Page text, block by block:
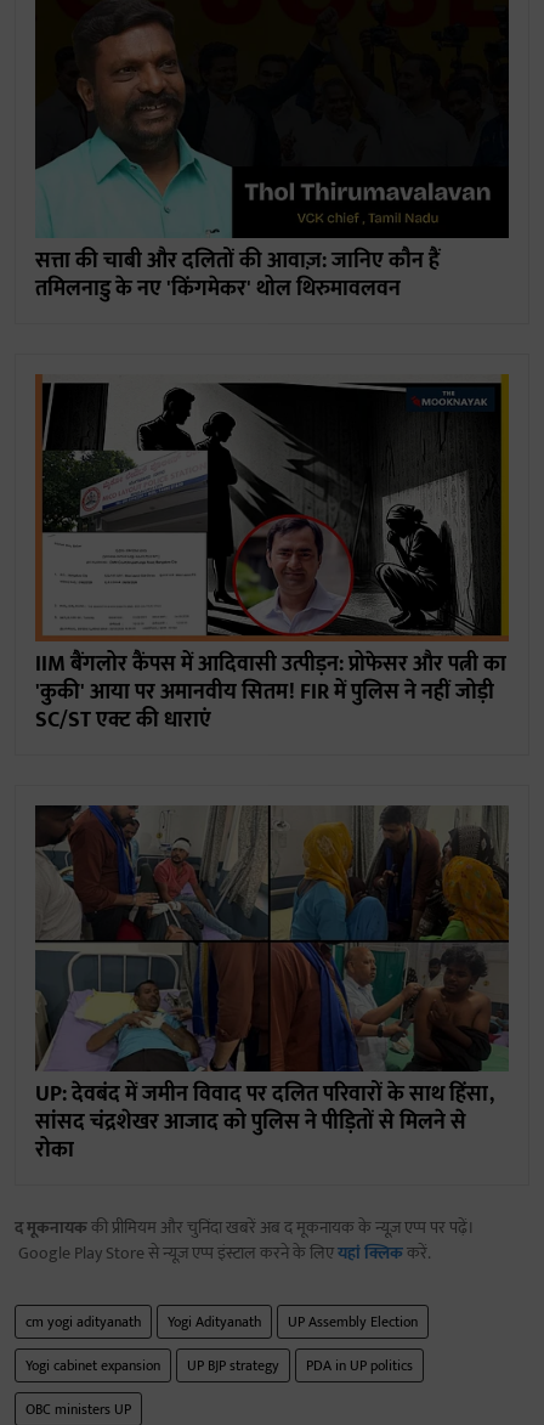
सत्ता की चाबी और दलितों की आवाज़: जानिए कौन हैं
तमिलनाडु के नए 'किंगमेकर' थोल थिरुमावलवन
IIM बैंगलोर कैंपस में आदिवासी उत्पीड़न: प्रोफेसर और पत्नी का
'कुकी' आया पर अमानवीय सितम! FIR में पुलिस ने नहीं जोड़ी
SC/ST एक्ट की धाराएं
UP: देवबंद में जमीन विवाद पर दलित परिवारों के साथ हिंसा,
सांसद चंद्रशेखर आजाद को पुलिस ने पीड़ितों से मिलने से
रोका
द मूकनायककी प्रीमियम और चुनिंदा खबरें अब द मूकनायक के न्यूज़ एप्प पर पढ़ें।
Google Play Store से न्यूज़ एप्प इंस्टाल करने के लिएयहां क्लिककरें.
cm yogi adityanath Yogi Adityanath
UP Assembly Election
Yogi cabinet expansion
UP BJP strategy
PDA in UP politics
OBC ministers UP